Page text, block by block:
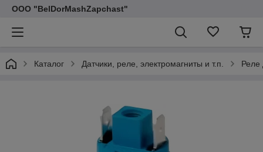
ООО "BelDorMashZapchast"
Каталог Датчики, реле, электромагниты и т.п. Реле